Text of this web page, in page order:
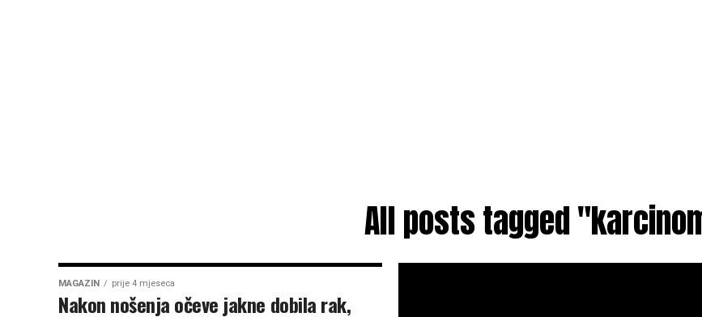
All posts tagged
MAGAZIN prije 4 mjeseca
Nakon nošenja očeve jakne dobila rak,